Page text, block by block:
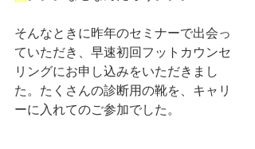
そんなときに昨年のセミナーで出会っ
ていただき、早速初回フットカウンセ
リングにお申し込みをいただきまし
た。たくさんの診断用の靴を、キャリ
ーに入れてのご参加でした。